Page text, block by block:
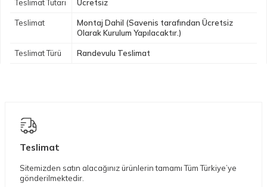
Teslimat Tutarı Ücretsiz
Teslimat
Montaj Dahil (Savenis tarafından Ücretsiz
Olarak Kurulum Yapılacaktır.)
Teslimat Türü Randevulu Teslimat
Teslimat
Sitemizden satın alacağınız ürünlerin tamamı Tüm Türkiye’ye
gönderilmektedir.